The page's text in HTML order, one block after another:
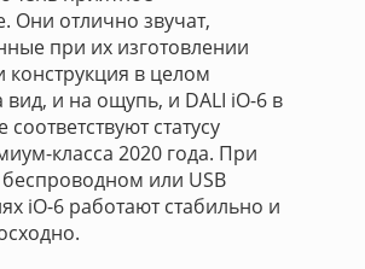
Они отлично звучат,
при их изготовлении
конструкция в целом
и на ощупь, и DALI iO-6 в
статусу
класса 2020 года. При
или USB
iO-6 работают стабильно и